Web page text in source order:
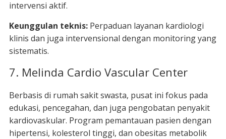
intervensi aktif.
Keunggulan teknis:Perpaduan layanan kardiologi
klinis dan juga intervensional dengan monitoring yang
sistematis.
7. Melinda Cardio Vascular Center
Berbasis di rumah sakit swasta, pusat ini fokus pada
edukasi, pencegahan, dan juga pengobatan penyakit
kardiovaskular. Program pemantauan pasien dengan
hipertensi, kolesterol tinggi, dan obesitas metabolik